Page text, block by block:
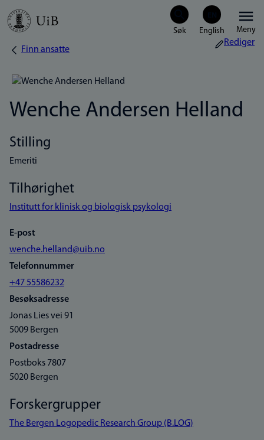
Hopp
Meny
Navigasjonssti
Finn ansatte
Rediger
Wenche Andersen Helland
Stilling
Emeriti
Tilhørighet
Institutt for klinisk og biologisk psykologi
E-post
wenche.helland@uib.no
Telefonnummer
+47 55586232
Besøksadresse
Jonas Lies vei 91
5009 Bergen
Postadresse
Postboks 7807
5020 Bergen
Forskergrupper
The Bergen Logopedic Research Group (B.LOG)